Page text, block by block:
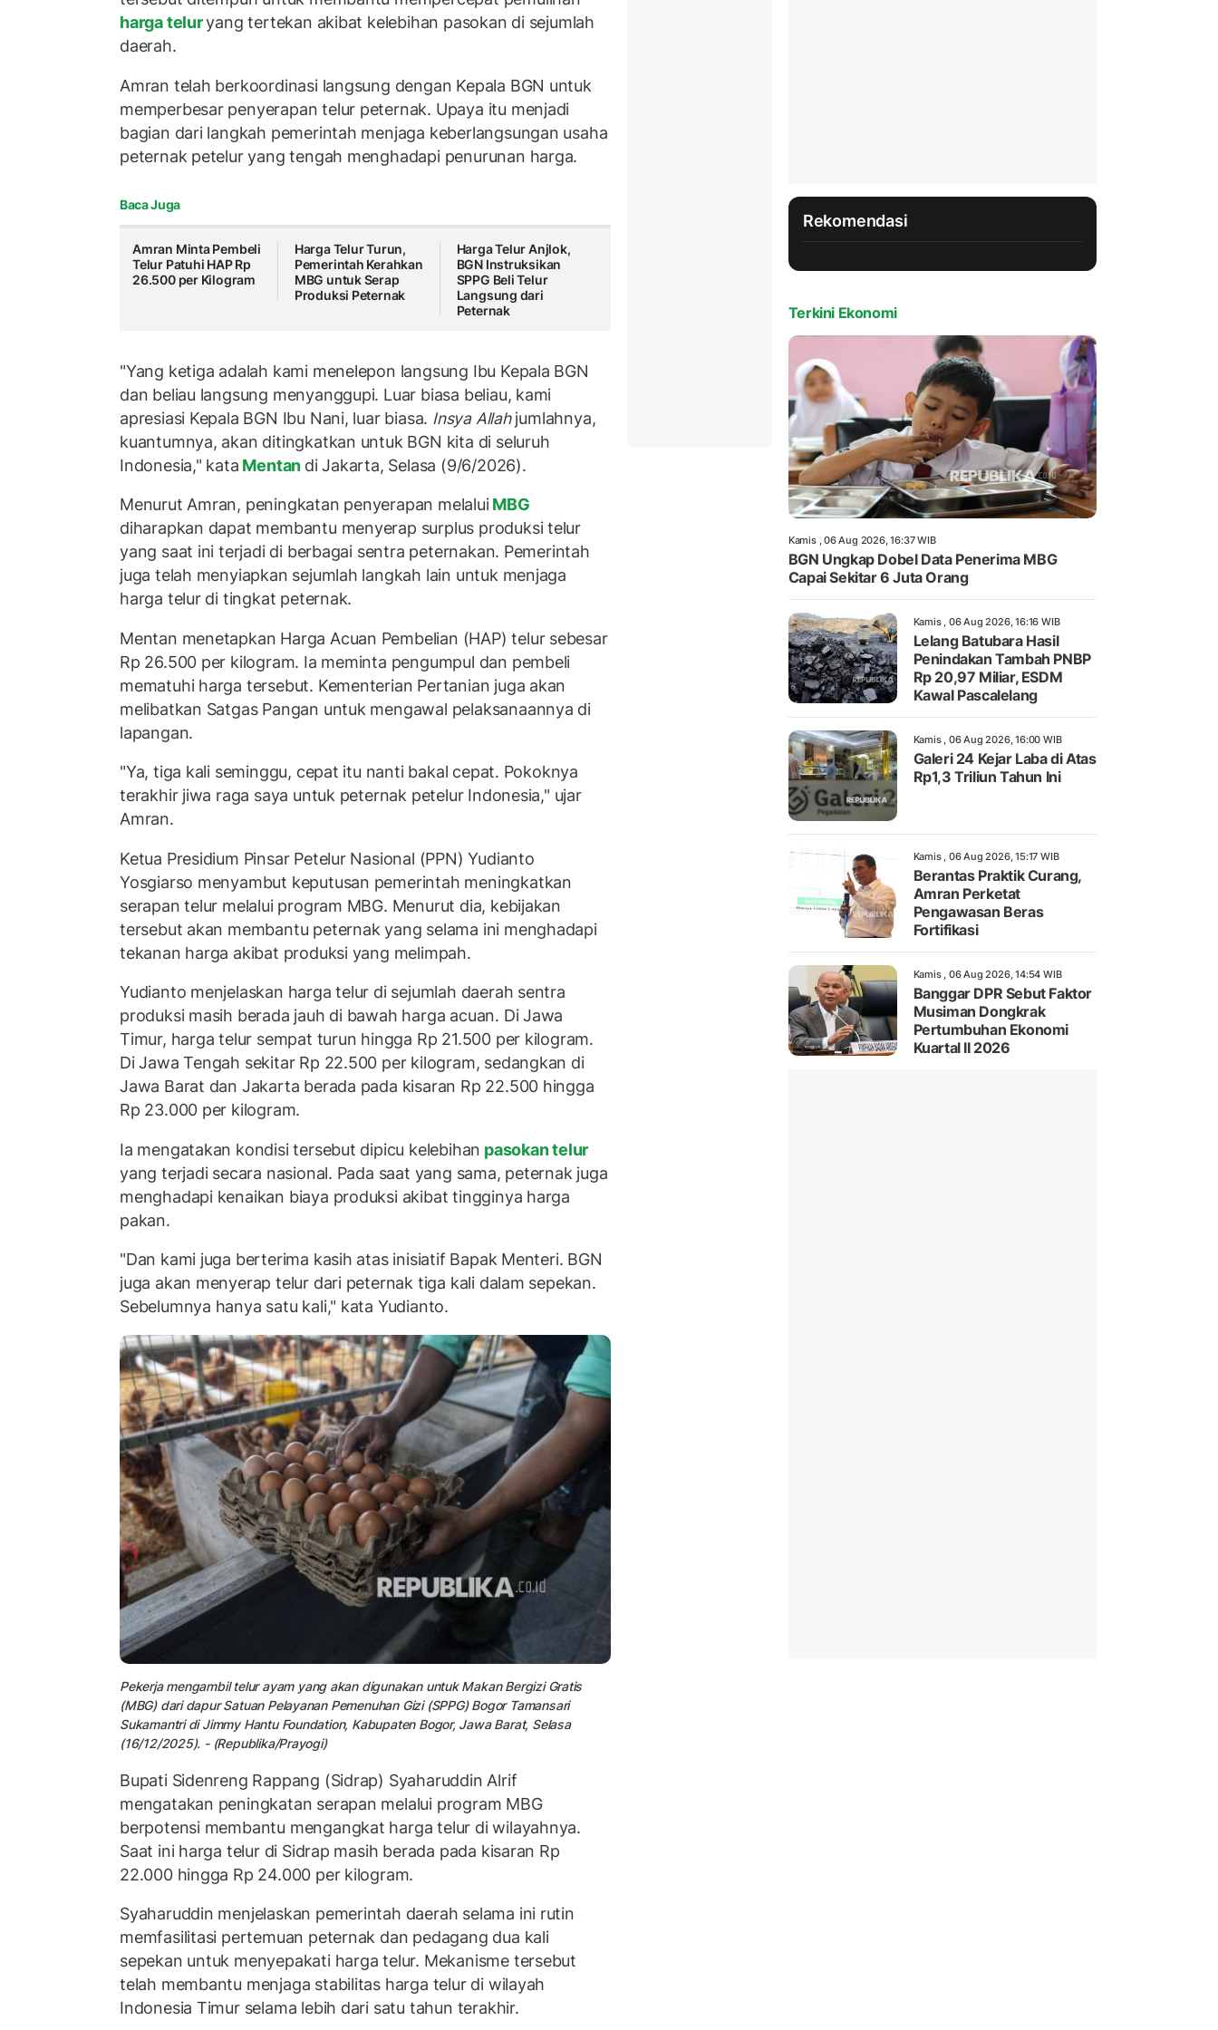
harga teluryang tertekan akibat kelebihan pasokan di sejumlah
daerah.
Amran telah berkoordinasi langsung dengan Kepala BGN untuk
memperbesar penyerapan telur peternak. Upaya itu menjadi
bagian dari langkah pemerintah menjaga keberlangsungan usaha
peternak petelur yang tengah menghadapi penurunan harga.
Baca Juga
Amran Minta Pembeli
Telur Patuhi HAP Rp
26.500 per Kilogram
Harga Telur Turun,
Pemerintah Kerahkan
MBG untuk Serap
Produksi Peternak
Harga Telur Anjlok,
BGN Instruksikan
SPPG Beli Telur
Langsung dari
Peternak
"Yang ketiga adalah kami menelepon langsung Ibu Kepala BGN
dan beliau langsung menyanggupi. Luar biasa beliau, kami
apresiasi Kepala BGN Ibu Nani, luar biasa. Insya Allahjumlahnya,
kuantumnya, akan ditingkatkan untuk BGN kita di seluruh
Indonesia," kata Mentan di Jakarta, Selasa (9/6/2026).
Menurut Amran, peningkatan penyerapan melaluiMBG
diharapkan dapat membantu menyerap surplus produksi telur
yang saat ini terjadi di berbagai sentra peternakan. Pemerintah
juga telah menyiapkan sejumlah langkah lain untuk menjaga
harga telur di tingkat peternak.
Mentan menetapkan Harga Acuan Pembelian (HAP) telur sebesar
Rp 26.500 per kilogram. Ia meminta pengumpul dan pembeli
mematuhi harga tersebut. Kementerian Pertanian juga akan
melibatkan Satgas Pangan untuk mengawal pelaksanaannya di
lapangan.
"Ya, tiga kali seminggu, cepat itu nanti bakal cepat. Pokoknya
terakhir jiwa raga saya untuk peternak petelur Indonesia," ujar
Amran.
Ketua Presidium Pinsar Petelur Nasional (PPN) Yudianto
Yosgiarso menyambut keputusan pemerintah meningkatkan
serapan telur melalui program MBG. Menurut dia, kebijakan
tersebut akan membantu peternak yang selama ini menghadapi
tekanan harga akibat produksi yang melimpah.
Yudianto menjelaskan harga telur di sejumlah daerah sentra
produksi masih berada jauh di bawah harga acuan. Di Jawa
Timur, harga telur sempat turun hingga Rp 21.500 per kilogram.
Di Jawa Tengah sekitar Rp 22.500 per kilogram, sedangkan di
Jawa Barat dan Jakarta berada pada kisaran Rp 22.500 hingga
Rp 23.000 per kilogram.
Ia mengatakan kondisi tersebut dipicu kelebihan pasokan telur
yang terjadi secara nasional. Pada saat yang sama, peternak juga
menghadapi kenaikan biaya produksi akibat tingginya harga
pakan.
"Dan kami juga berterima kasih atas inisiatif Bapak Menteri. BGN
juga akan menyerap telur dari peternak tiga kali dalam sepekan.
Sebelumnya hanya satu kali," kata Yudianto.
Pekerja mengambiltelur ayam yang akan digunakan untuk Makan Bergizi Gratis
(MBG) dari dapur Satuan Pelayanan Pemenuhan Gizi (SPPG) Bogor Tamansari
Sukamantri di Jimmy Hantu Foundation, Kabupaten Bogor, Jawa Barat, Selasa
(16/12/2025). - (Republika/Prayogi)
Bupati Sidenreng Rappang (Sidrap) Syaharuddin Alrif
mengatakan peningkatan serapan melalui program MBG
berpotensi membantu mengangkat harga telur di wilayahnya.
Saat ini harga telur di Sidrap masih berada pada kisaran Rp
22.000 hingga Rp 24.000 per kilogram.
Syaharuddin menjelaskan pemerintah daerah selama ini rutin
memfasilitasi pertemuan peternak dan pedagang dua kali
sepekan untuk menyepakati harga telur. Mekanisme tersebut
telah membantu menjaga stabilitas harga telur di wilayah
Indonesia Timur selama lebih dari satu tahun terakhir.
Rekomendasi
Terkini Ekonomi
Kamis , 06 Aug 2026, 16:37 WIB
BGN Ungkap Dobel Data Penerima MBG
Capai Sekitar 6 Juta Orang
Kamis , 06 Aug 2026, 16:16 WIB
Lelang Batubara Hasil
Penindakan Tambah PNBP
Rp 20,97 Miliar, ESDM
Kawal Pascalelang
Kamis , 06 Aug 2026, 16:00 WIB
Galeri 24 Kejar Laba di Atas
Rp1,3 Triliun Tahun Ini
Kamis , 06 Aug 2026, 15:17 WIB
Berantas Praktik Curang,
Amran Perketat
Pengawasan Beras
Fortifikasi
Kamis , 06 Aug 2026, 14:54 WIB
Banggar DPR Sebut Faktor
Musiman Dongkrak
Pertumbuhan Ekonomi
Kuartal II 2026